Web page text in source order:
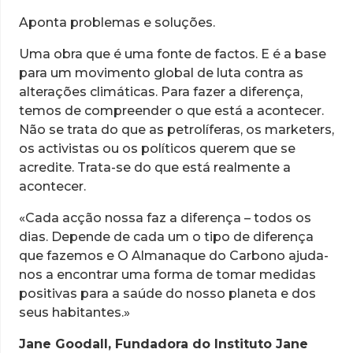
Aponta problemas e soluções.
Uma obra que é uma fonte de factos. E é a base
para um movimento global de luta contra as
alterações climáticas. Para fazer a diferença,
temos de compreender o que está a acontecer.
Não se trata do que as petrolíferas, os marketers,
os activistas ou os políticos querem que se
acredite. Trata-se do que está realmente a
acontecer.
«Cada acção nossa faz a diferença – todos os
dias. Depende de cada um o tipo de diferença
que fazemos e O Almanaque do Carbono ajuda-
nos a encontrar uma forma de tomar medidas
positivas para a saúde do nosso planeta e dos
seus habitantes.»
Jane Goodall, Fundadora do Instituto Jane